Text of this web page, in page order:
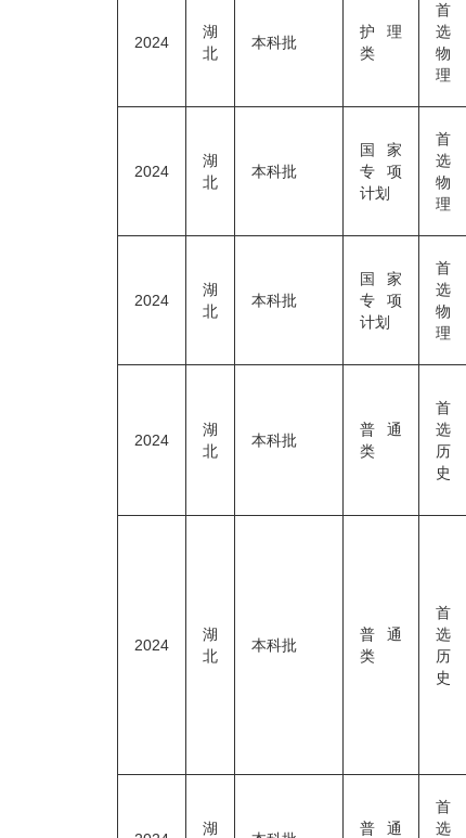
2024
湖
北
本科批
护理
类
首
选
物
理
2024
湖
北
本科批
国家
专项
计划
首
选
物
理
2024
湖
北
本科批
国家
专项
计划
首
选
物
理
2024
湖
北
本科批
普通
类
首
选
历
史
2024
湖
北
本科批
普通
类
首
选
历
史
湖 普通
首
选